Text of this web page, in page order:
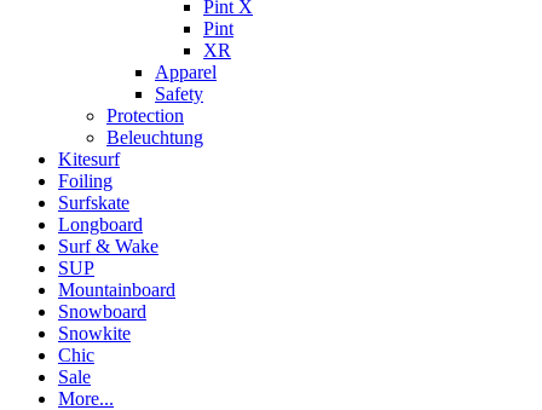
Pint X
Pint
XR
Apparel
Safety
Protection
Beleuchtung
Kitesurf
Foiling
Surfskate
Longboard
Surf & Wake
SUP
Mountainboard
Snowboard
Snowkite
Chic
Sale
More...